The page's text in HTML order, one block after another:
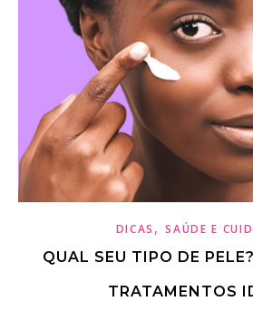
DICAS ,SAÚDE E
QUAL SEU TIPO DE
TRATAMENTOS